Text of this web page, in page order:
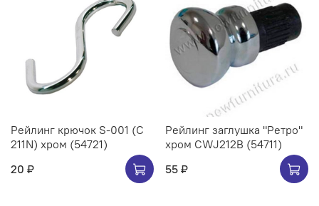
Рейлинг крючок S-001 (C
211N) хром (54721)
20 ₽
Рейлинг заглушка "Ретро"
хром CWJ212B (54711)
55 ₽